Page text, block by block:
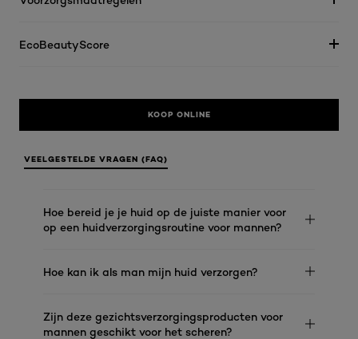
EcoBeautyScore
KOOP ONLINE
VEELGESTELDE VRAGEN (FAQ)
Hoe bereid je je huid op de juiste manier voor
op een huidverzorgingsroutine voor mannen?
Hoe kan ik als man mijn huid verzorgen?
Zijn deze gezichtsverzorgingsproducten voor
mannen geschikt voor het scheren?